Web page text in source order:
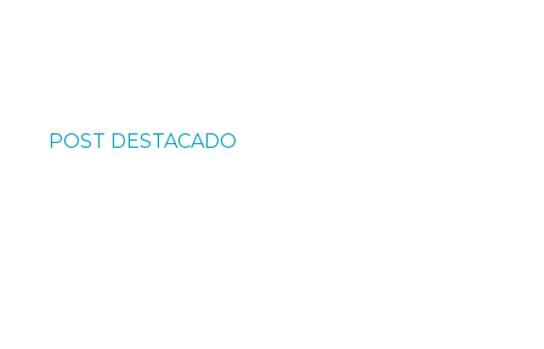
POST DESTACADO